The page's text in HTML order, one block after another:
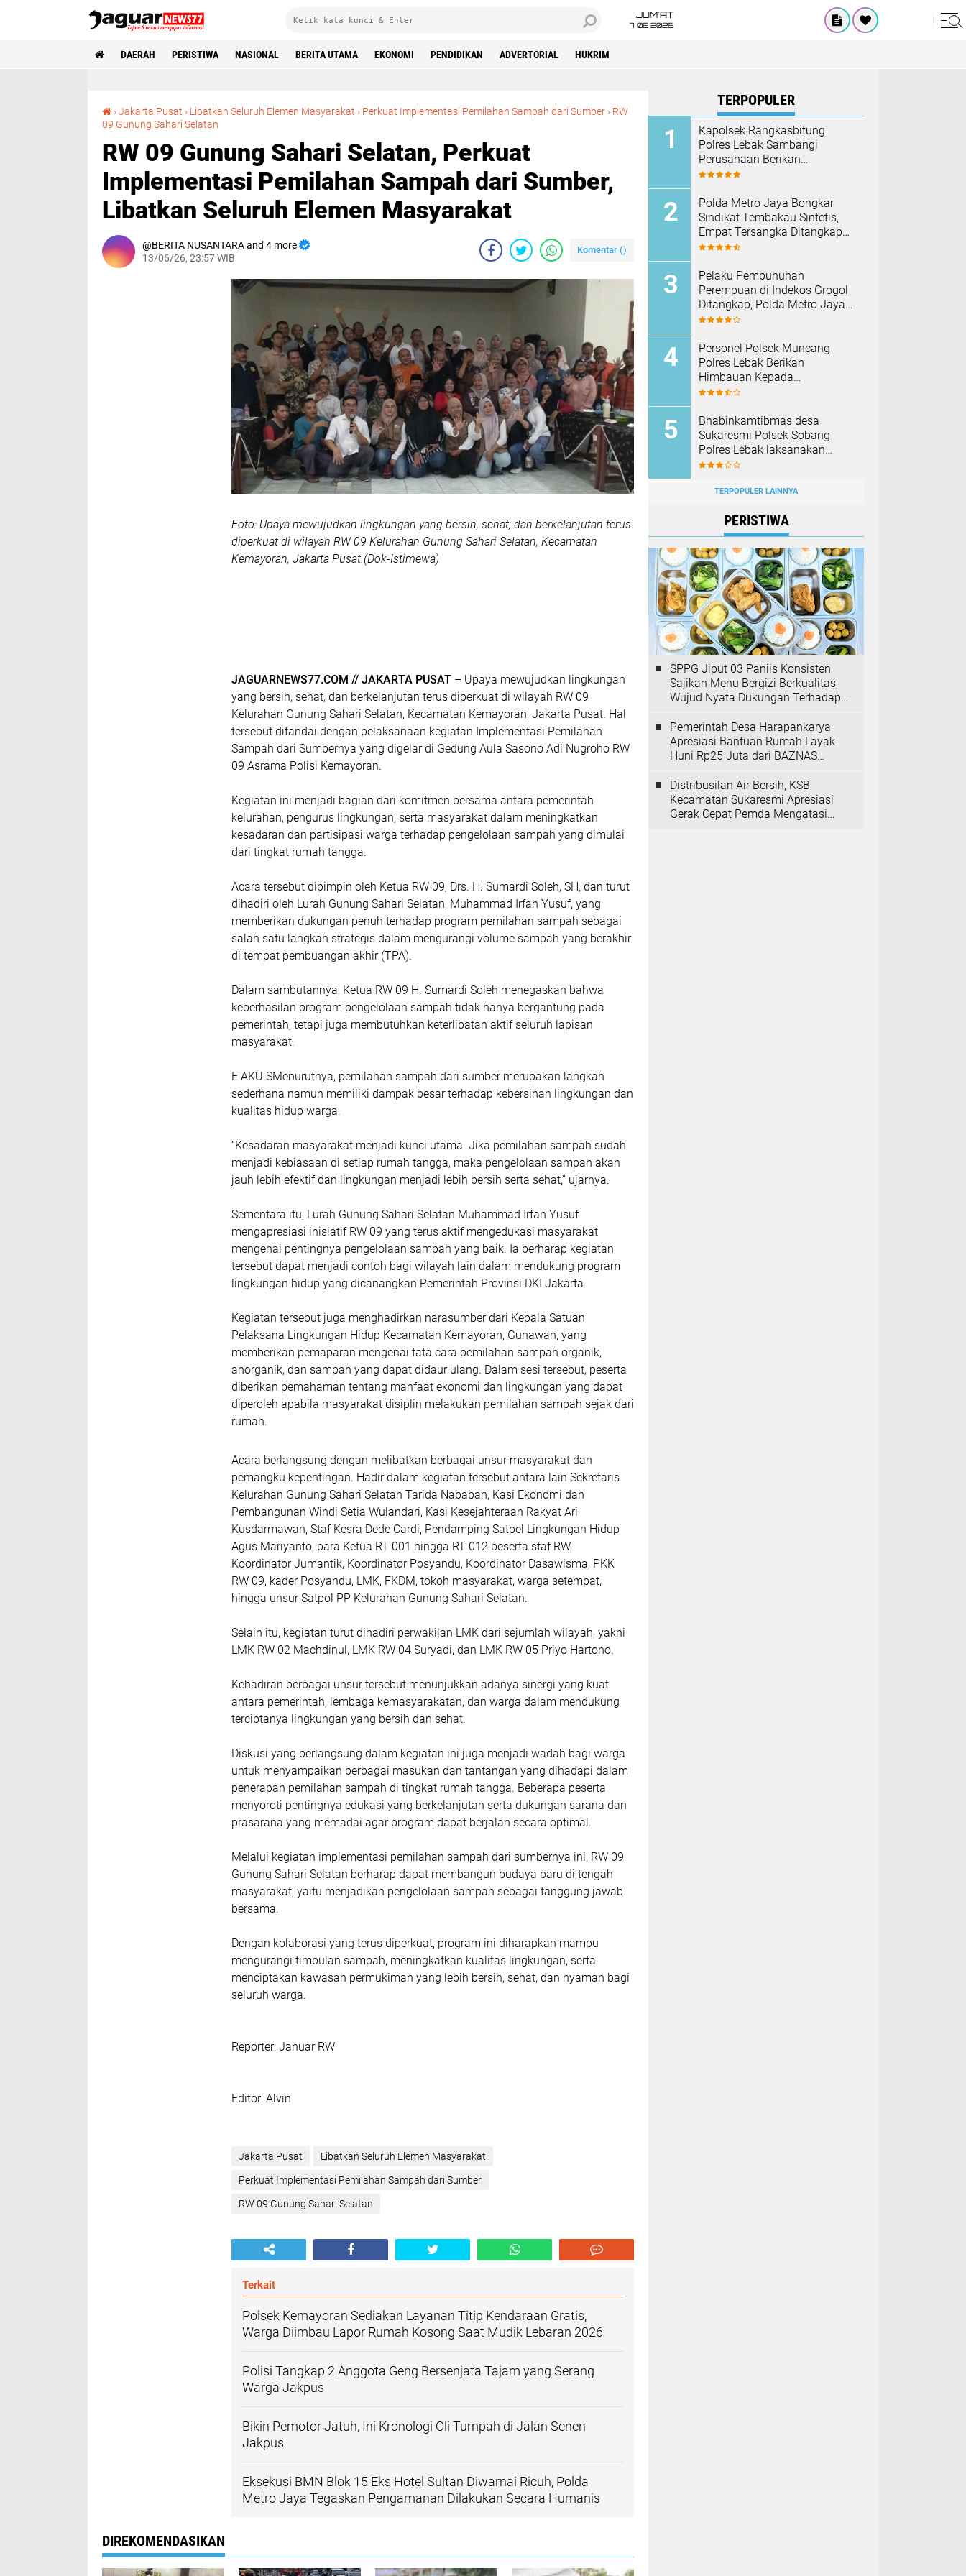
JUM'AT
7 08 2026
DAERAH PERISTIWA NASIONAL BERITA UTAMA EKONOMI PENDIDIKAN ADVERTORIAL HUKRIM
›Jakarta Pusat › Libatkan Seluruh Elemen Masyarakat › Perkuat Implementasi Pemilahan Sampah dari Sumber › RW
09 Gunung Sahari Selatan
RW 09 Gunung Sahari Selatan, Perkuat
Implementasi Pemilahan Sampah dari Sumber,
Libatkan Seluruh Elemen Masyarakat
BERITA NUSANTARA and 4 more
13/06/26, 23:57 WIB
Komentar ()
Foto: Upaya mewujudkan lingkungan yang bersih, sehat, dan berkelanjutan terus
diperkuat di wilayah RW 09 Kelurahan Gunung Sahari Selatan, Kecamatan
Kemayoran, Jakarta Pusat.(Dok-Istimewa)
JAGUARNEWS77.COM // JAKARTA PUSAT – Upaya mewujudkan lingkungan
yang bersih, sehat, dan berkelanjutan terus diperkuat di wilayah RW 09
Kelurahan Gunung Sahari Selatan, Kecamatan Kemayoran, Jakarta Pusat. Hal
tersebut ditandai dengan pelaksanaan kegiatan Implementasi Pemilahan
Sampah dari Sumbernya yang digelar di Gedung Aula Sasono Adi Nugroho RW
09 Asrama Polisi Kemayoran.
Kegiatan ini menjadi bagian dari komitmen bersama antara pemerintah
kelurahan, pengurus lingkungan, serta masyarakat dalam meningkatkan
kesadaran dan partisipasi warga terhadap pengelolaan sampah yang dimulai
dari tingkat rumah tangga.
Acara tersebut dipimpin oleh Ketua RW 09, Drs. H. Sumardi Soleh, SH, dan turut
dihadiri oleh Lurah Gunung Sahari Selatan, Muhammad Irfan Yusuf, yang
memberikan dukungan penuh terhadap program pemilahan sampah sebagai
salah satu langkah strategis dalam mengurangi volume sampah yang berakhir
di tempat pembuangan akhir (TPA).
Dalam sambutannya, Ketua RW 09 H. Sumardi Soleh menegaskan bahwa
keberhasilan program pengelolaan sampah tidak hanya bergantung pada
pemerintah, tetapi juga membutuhkan keterlibatan aktif seluruh lapisan
masyarakat.
F AKU SMenurutnya, pemilahan sampah dari sumber merupakan langkah
sederhana namun memiliki dampak besar terhadap kebersihan lingkungan dan
kualitas hidup warga.
“Kesadaran masyarakat menjadi kunci utama. Jika pemilahan sampah sudah
menjadi kebiasaan di setiap rumah tangga, maka pengelolaan sampah akan
jauh lebih efektif dan lingkungan menjadi lebih bersih serta sehat,” ujarnya.
Sementara itu, Lurah Gunung Sahari Selatan Muhammad Irfan Yusuf
mengapresiasi inisiatif RW 09 yang terus aktif mengedukasi masyarakat
mengenai pentingnya pengelolaan sampah yang baik. Ia berharap kegiatan
tersebut dapat menjadi contoh bagi wilayah lain dalam mendukung program
lingkungan hidup yang dicanangkan Pemerintah Provinsi DKI Jakarta.
Kegiatan tersebut juga menghadirkan narasumber dari Kepala Satuan
Pelaksana Lingkungan Hidup Kecamatan Kemayoran, Gunawan, yang
memberikan pemaparan mengenai tata cara pemilahan sampah organik,
anorganik, dan sampah yang dapat didaur ulang. Dalam sesi tersebut, peserta
diberikan pemahaman tentang manfaat ekonomi dan lingkungan yang dapat
diperoleh apabila masyarakat disiplin melakukan pemilahan sampah sejak dari
rumah.
Acara berlangsung dengan melibatkan berbagai unsur masyarakat dan
pemangku kepentingan. Hadir dalam kegiatan tersebut antara lain Sekretaris
Kelurahan Gunung Sahari Selatan Tarida Nababan, Kasi Ekonomi dan
Pembangunan Windi Setia Wulandari, Kasi Kesejahteraan Rakyat Ari
Kusdarmawan, Staf Kesra Dede Cardi, Pendamping Satpel Lingkungan Hidup
Agus Mariyanto, para Ketua RT 001 hingga RT 012 beserta staf RW,
Koordinator Jumantik, Koordinator Posyandu, Koordinator Dasawisma, PKK
RW 09, kader Posyandu, LMK, FKDM, tokoh masyarakat, warga setempat,
hingga unsur Satpol PP Kelurahan Gunung Sahari Selatan.
Selain itu, kegiatan turut dihadiri perwakilan LMK dari sejumlah wilayah, yakni
LMK RW 02 Machdinul, LMK RW 04 Suryadi, dan LMK RW 05 Priyo Hartono.
Kehadiran berbagai unsur tersebut menunjukkan adanya sinergi yang kuat
antara pemerintah, lembaga kemasyarakatan, dan warga dalam mendukung
terciptanya lingkungan yang bersih dan sehat.
Diskusi yang berlangsung dalam kegiatan ini juga menjadi wadah bagi warga
untuk menyampaikan berbagai masukan dan tantangan yang dihadapi dalam
penerapan pemilahan sampah di tingkat rumah tangga. Beberapa peserta
menyoroti pentingnya edukasi yang berkelanjutan serta dukungan sarana dan
prasarana yang memadai agar program dapat berjalan secara optimal.
Melalui kegiatan implementasi pemilahan sampah dari sumbernya ini, RW 09
Gunung Sahari Selatan berharap dapat membangun budaya baru di tengah
masyarakat, yaitu menjadikan pengelolaan sampah sebagai tanggung jawab
bersama.
Dengan kolaborasi yang terus diperkuat, program ini diharapkan mampu
mengurangi timbulan sampah, meningkatkan kualitas lingkungan, serta
menciptakan kawasan permukiman yang lebih bersih, sehat, dan nyaman bagi
seluruh warga.
Reporter: Januar RW
Editor: Alvin
Jakarta Pusat Libatkan Seluruh Elemen Masyarakat
Perkuat Implementasi Pemilahan Sampah dari Sumber
RW 09 Gunung Sahari Selatan
Terkait
Polsek Kemayoran Sediakan Layanan Titip Kendaraan Gratis,
Warga Diimbau Lapor Rumah Kosong Saat Mudik Lebaran 2026
Polisi Tangkap 2 Anggota Geng Bersenjata Tajam yang Serang
Warga Jakpus
Bikin Pemotor Jatuh, Ini Kronologi Oli Tumpah di Jalan Senen
Jakpus
Eksekusi BMN Blok 15 Eks Hotel Sultan Diwarnai Ricuh, Polda
Metro Jaya Tegaskan Pengamanan Dilakukan Secara Humanis
DIREKOMENDASIKAN
TERPOPULER
Kapolsek Rangkasbitung
Polres Lebak Sambangi
Perusahaan Berikan
Himbauan Cegah Kebakaran
‎Polda Metro Jaya Bongkar
Sindikat Tembakau Sintetis,
Empat Tersangka Ditangkap
dan Hampir Satu Kilogram
Pelaku Pembunuhan
Perempuan di Indekos Grogol
Ditangkap, Polda Metro Jaya
Sita Palu dan Sejumlah
Personel Polsek Muncang
Polres Lebak Berikan
Himbauan Kepada
Masyarakat Agar Tidak
Bhabinkamtibmas desa
Sukaresmi Polsek Sobang
Polres Lebak laksanakan
Sambang di Desa binaanya
TERPOPULER LAINNYA
PERISTIWA
SPPG Jiput 03 Paniis Konsisten
Sajikan Menu Bergizi Berkualitas,
Wujud Nyata Dukungan Terhadap
Pemerintah Desa Harapankarya
Apresiasi Bantuan Rumah Layak
Huni Rp25 Juta dari BAZNAS
Distribusilan Air Bersih, KSB
Kecamatan Sukaresmi Apresiasi
Gerak Cepat Pemda Mengatasi